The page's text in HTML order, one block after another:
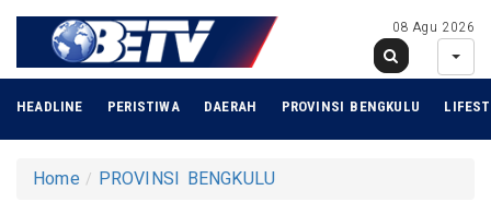
08 Agu 2026
HEADLINE PERISTIWA DAERAH PROVINSI BENGKULU
Home PROVINSI BENGKULU